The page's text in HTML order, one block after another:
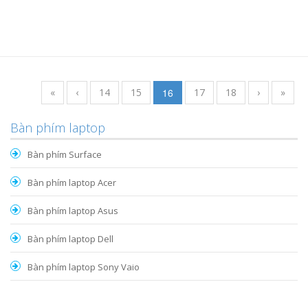
« ‹ 14 15 16 17 18 › »
Bàn phím laptop
Bàn phím Surface
Bàn phím laptop Acer
Bàn phím laptop Asus
Bàn phím laptop Dell
Bàn phím laptop Sony Vaio